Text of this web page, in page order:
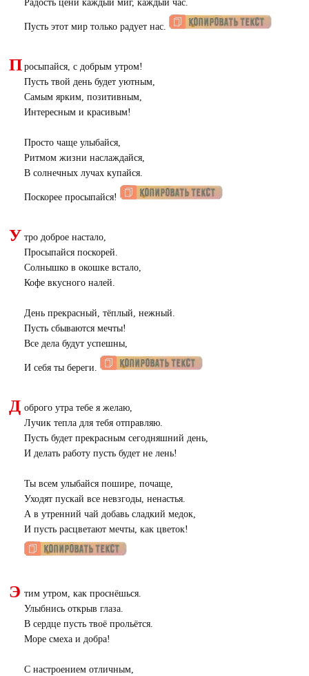
Радость цени каждый миг, каждый час.
Пусть этот мир только радует нас.
П росыпайся, с добрым утром!
Пусть твой день будет уютным,
Самым ярким, позитивным,
Интересным и красивым!
Просто чаще улыбайся,
Ритмом жизни наслаждайся,
В солнечных лучах купайся.
Поскорее просыпайся!
У тро доброе настало,
Просыпайся поскорей.
Солнышко в окошке встало,
Кофе вкусного налей.
День прекрасный, тёплый, нежный.
Пусть сбываются мечты!
Все дела будут успешны,
И себя ты береги.
Д оброго утра тебе я желаю,
Лучик тепла для тебя отправляю.
Пусть будет прекрасным сегодняшний день,
И делать работу пусть будет не лень!
Ты всем улыбайся пошире, почаще,
Уходят пускай все невзгоды, ненастья.
А в утренний чай добавь сладкий медок,
И пусть расцветают мечты, как цветок!
Э тим утром, как проснёшься.
Улыбнись открыв глаза.
В сердце пусть твоё прольётся.
Море смеха и добра!
С настроением отличным,